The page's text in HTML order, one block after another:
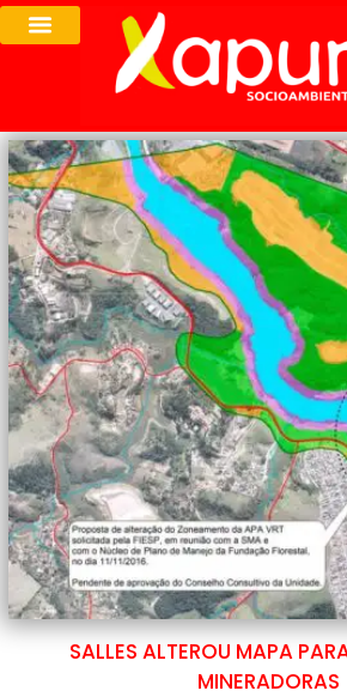
SALLES ALTEROU MAPA
MINERADORAS